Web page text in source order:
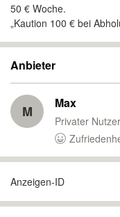
50 € Woche.
„Kaution 100 € bei
Anbieter
M Max
Privater Nutzer
Anzeigen-ID